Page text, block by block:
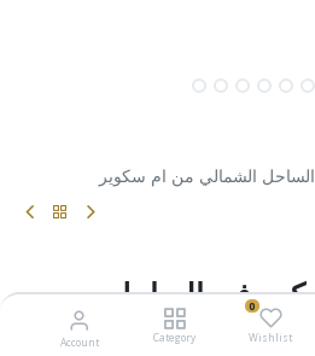
0
Wishlist
Category
Account
الشمالي من ام سكوير
في الساحل